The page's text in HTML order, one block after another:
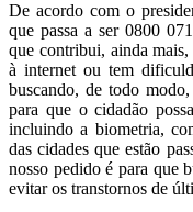
De acordo com o
que passa a ser 0800
que contribui, ainda
à internet ou tem
buscando, de todo
para que o cidadão
incluindo a biometria,
das cidades que estão
nosso pedido é para que
evitar os transtornos de